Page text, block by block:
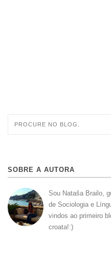
SOBRE A AUTORA
Sou Nataša Brailo,
de Sociologia e
vindos ao primeiro
croata!:)